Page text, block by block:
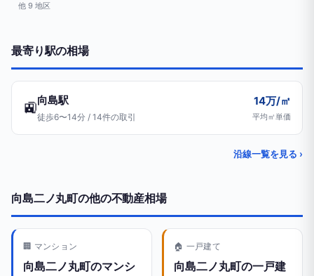
他 9 地区
最寄り駅の相場
🚉向島駅
徒歩6〜14分 / 14件の取引
14万/㎡
平均㎡単価
沿線一覧を見る ›
向島二ノ丸町の他の不動産相場
🏢 マンション
向島二ノ丸町のマンシ
🏠 一戸建て
向島二ノ丸町の一戸建